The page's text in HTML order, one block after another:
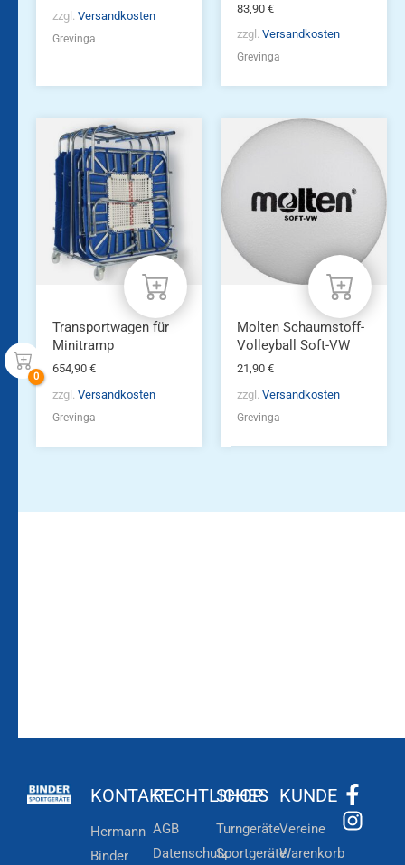
zzgl. Versandkosten
Grevinga
83,90 €
zzgl. Versandkosten
Grevinga
Transportwagen für
Minitramp
654,90 €
zzgl. Versandkosten
Grevinga
Molten Schaumstoff-
Volleyball Soft-VW
21,90 €
zzgl. Versandkosten
Grevinga
KONTAKT
Hermann
Binder
RECHTLICHES
AGB
Datenschutz
SHOP
Turngeräte
Sportgeräte
KUNDE
Vereine
Warenkorb